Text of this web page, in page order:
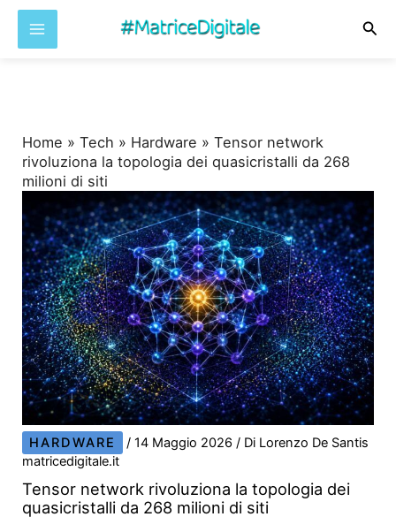
Home »Tech » Hardware »Tensor network
rivoluziona la topologia dei quasicristalli da 268
milioni di siti
HARDWARE /14 Maggio 2026/ Di Lorenzo De Santis
matricedigitale.it
Tensor network rivoluziona la topologia dei
quasicristalli da 268 milioni di siti